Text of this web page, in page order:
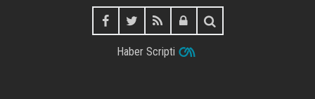
Haber Scripti